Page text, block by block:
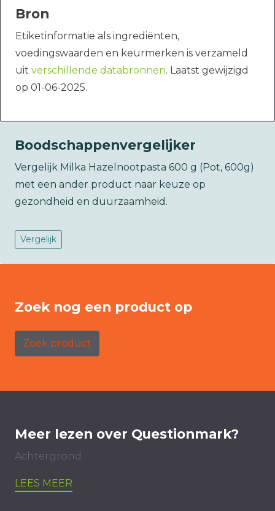
Bron
Etiketinformatie als ingrediënten,
voedingswaarden en keurmerken is verzameld
uit verschillende databronnen. Laatst gewijzigd
op 01-06-2025.
Boodschappenvergelijker
Vergelijk Milka Hazelnootpasta 600 g (Pot, 600g)
met een ander product naar keuze op
gezondheid en duurzaamheid.
Vergelijk
Zoek nog een product op
Zoek product
Meer lezen over Questionmark?
Achtergrond
LEES MEER